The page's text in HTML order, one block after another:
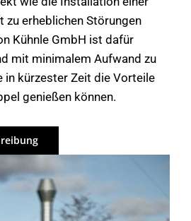
zu erheblichen Störungen
Kühnle GmbH ist dafür
mit minimalem Aufwand zu
in kürzester Zeit die Vorteile
genießen können.